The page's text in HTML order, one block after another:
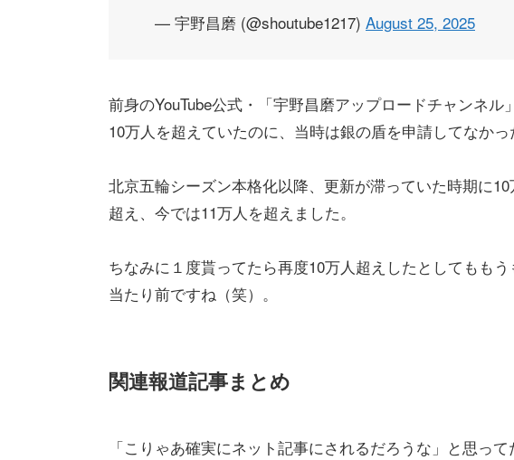
— 宇野昌磨 (@shoutube1217) August 25, 2025
前身のYouTube公式・「宇野昌磨アップロードチャンネ
10万人を超えていたのに、当時は銀の盾を申請してなかっ
北京五輪シーズン本格化以降、更新が滞っていた時期に
超え、今では11万人を超えました。
ちなみに１度貰ってたら再度10万人超えしたとしてもも
当たり前ですね（笑）。
関連報道記事まとめ
「こりゃあ確実にネット記事にされるだろうな」と思っ